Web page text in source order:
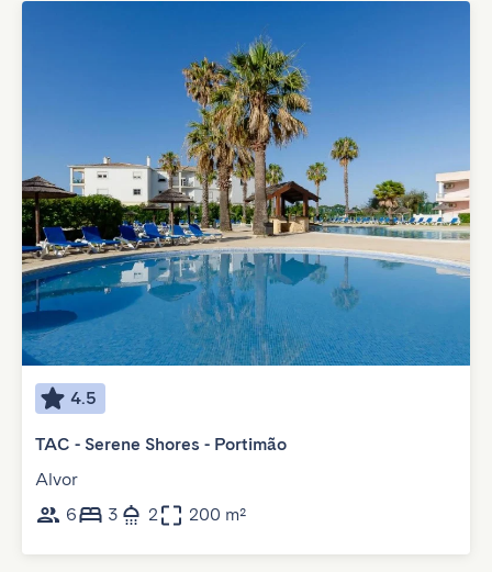
4.5
TAC - Serene Shores - Portimão
Alvor
6
3 2 200 m²